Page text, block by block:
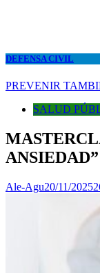
DEFENSA CIVIL
PREVENIR
SALUD
Ale-Agu20/11/2025